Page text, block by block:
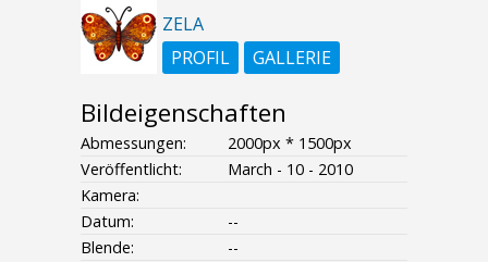
ZELA
PROFIL
GALLERIE
Bildeigenschaften
Abmessungen:
2000px * 1500px
Veröffentlicht:
March - 10 - 2010
Kamera:
Datum:
--
Blende:
--